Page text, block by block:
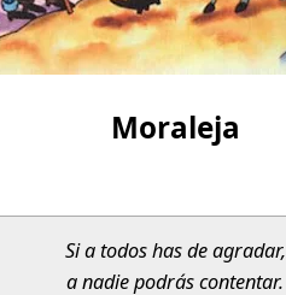
Moraleja
Si a todos has de agradar,
a nadie podrás contentar.